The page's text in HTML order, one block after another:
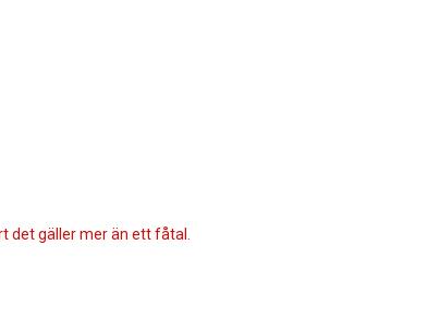
det gäller mer än ett fåtal.